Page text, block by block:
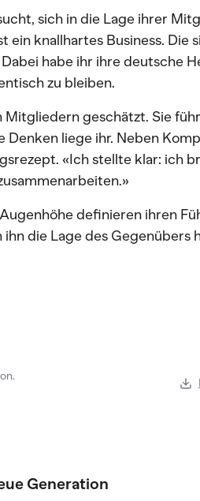
sich in die Lage ihrer
knallhartes Business. Die
habe ihr ihre deutsche
zu bleiben.
geschätzt. Sie
liege ihr. Neben
«Ich stellte klar: ich
definieren ihren
die Lage des Gegenübers
Generation